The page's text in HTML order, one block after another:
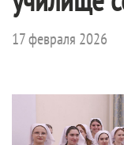
17 февраля 2026